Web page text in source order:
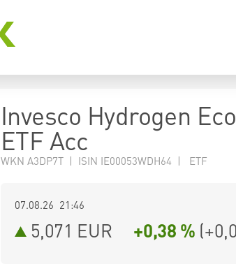
Invesco Hydrogen
ETF Acc
WKN A3DP7T | ISIN IE00053WDH64 | ETF
07.08.26 21:46
5,071 EUR +0,38 % (